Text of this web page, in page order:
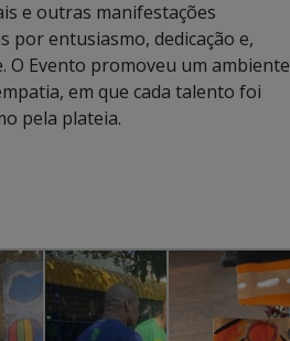
e outras manifestações
por entusiasmo, dedicação e,
O Evento promoveu um ambiente
em que cada talento foi
pela plateia.